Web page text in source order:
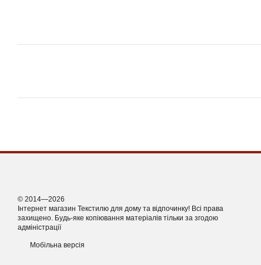
© 2014—2026
Інтернет магазин Текстилю для дому та відпочинку! Всі права
захищено. Будь-яке копіювання матеріалів тільки за згодою
адміністрації
Мобільна версія